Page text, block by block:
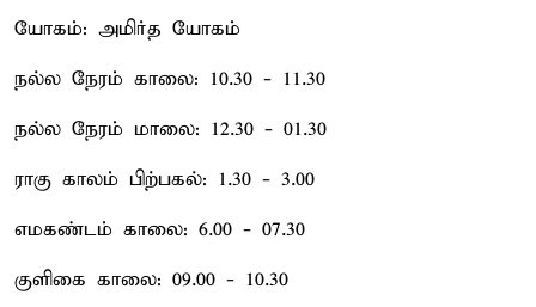
யோகம்: அமிர்த யோகம்
நல்ல நேரம் காலை: 10.30 - 11.30
நல்ல நேரம் மாலை: 12.30 - 01.30
ராகு காலம் பிற்பகல்: 1.30 - 3.00
எமகண்டம் காலை: 6.00 - 07.30
குளிகை காலை: 09.00 - 10.30